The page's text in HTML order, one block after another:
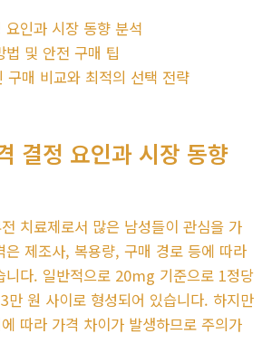
인과 시장 동향 분석
법 및 안전 구매 팁
구매 비교와 최적의 선택 전략
결정 요인과 시장 동향
치료제로서 많은 남성들이 관심을 가
은 제조사, 복용량, 구매 경로 등에 따라
니다. 일반적으로 20mg 기준으로 1정당
만 원 사이로 형성되어 있습니다. 하지만
따라 가격 차이가 발생하므로 주의가